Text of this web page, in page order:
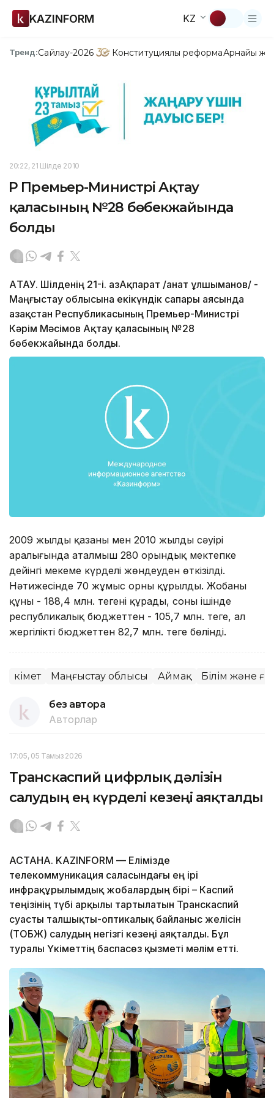
KAZINFORM KZ
Тренд:Сайлау-2026 Конституциялық реформаАрнайы
20:22, 21 Шілде 2010
ҚР Премьер-Министрі Ақтау
қаласының №28 бөбекжайында
болды
АҚТАУ. Шілденің 21-і. ҚазАқпарат /Қанат Құлшыманов/ -
Маңғыстау облысына екікүндік сапары аясында
Қазақстан Республикасының Премьер-Министрі
Кәрім Мәсімов Ақтау қаласының №28
бөбекжайында болды.
2009 жылдың қазаны мен 2010 жылдың сәуірі
аралығында аталмыш 280 орындық мектепке
дейінгі мекеме күрделі жөндеуден өткізілді.
Нәтижесінде 70 жұмыс орны құрылды. Жобаның
құны - 188,4 млн. теңгені құрады, соның ішінде
республикалық бюджеттен - 105,7 млн. теңге, ал
жергілікті бюджеттен 82,7 млн. теңге бөлінді.
Үкімет Маңғыстау облысы Аймақ Білім және
без автора
Авторлар
17:05, 05 Тамыз 2026
Транскаспий цифрлық дәлізін
салудың ең күрделі кезеңі аяқталды
АСТАНА. KAZINFORM — Елімізде
телекоммуникация саласындағы ең ірі
инфрақұрылымдық жобалардың бірі – Каспий
теңізінің түбі арқылы тартылатын Транскаспий
суасты талшықты-оптикалық байланыс желісін
(ТОБЖ) салудың негізгі кезеңі аяқталды. Бұл
туралы Үкіметтің баспасөз қызметі мәлім етті.